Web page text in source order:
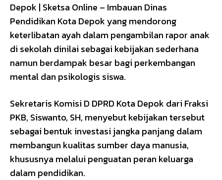
Depok | Sketsa Online – Imbauan Dinas
Pendidikan Kota Depok yang mendorong
keterlibatan ayah dalam pengambilan rapor anak
di sekolah dinilai sebagai kebijakan sederhana
namun berdampak besar bagi perkembangan
mental dan psikologis siswa.
Sekretaris Komisi D DPRD Kota Depok dari Fraksi
PKB, Siswanto, SH, menyebut kebijakan tersebut
sebagai bentuk investasi jangka panjang dalam
membangun kualitas sumber daya manusia,
khususnya melalui penguatan peran keluarga
dalam pendidikan.